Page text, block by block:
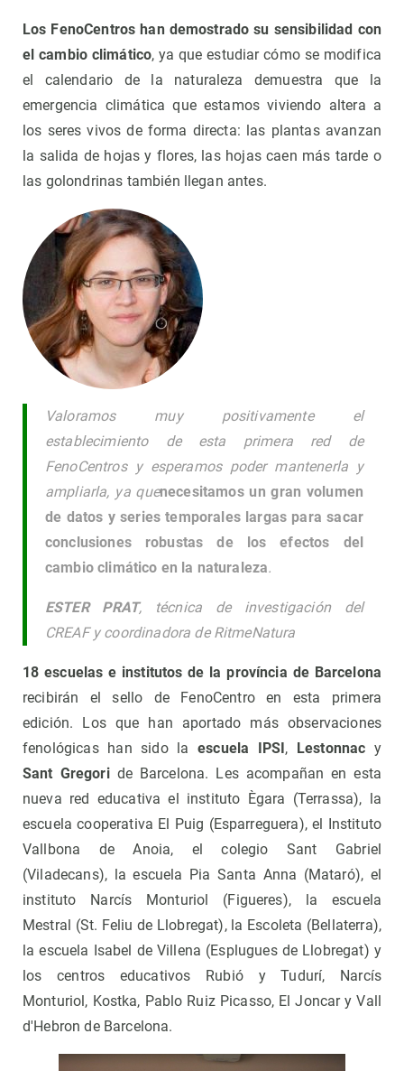
Los FenoCentros han demostrado su sensibilidad con
el cambio climático, ya que estudiar cómo se modifica
el calendario de la naturaleza demuestra que la
emergencia climática que estamos viviendo altera a
los seres vivos de forma directa: las plantas avanzan
la salida de hojas y flores, las hojas caen más tarde o
las golondrinas también llegan antes.
Valoramos muy positivamente el
establecimiento de esta primera red de
FenoCentros y esperamos poder mantenerla y
ampliarla, ya quenecesitamos un gran volumen
de datos y series temporales largas para sacar
conclusiones robustas de los efectos del
cambio climático en la naturaleza.
ESTER PRAT, técnica de investigación del
CREAF y coordinadora de RitmeNatura
18 escuelas e institutos de la província de Barcelona
recibirán el sello de FenoCentro en esta primera
edición. Los que han aportado más observaciones
fenológicas han sido laescuela IPSI , Lestonnac y
Sant Gregoride Barcelona. Les acompañan en esta
nueva red educativa el instituto Ègara (Terrassa), la
escuela cooperativa El Puig (Esparreguera), el Instituto
Vallbona de Anoia, el colegio Sant Gabriel
(Viladecans), la escuela Pia Santa Anna (Mataró), el
instituto Narcís Monturiol (Figueres), la escuela
Mestral (St. Feliu de Llobregat), la Escoleta (Bellaterra),
la escuela Isabel de Villena (Esplugues de Llobregat) y
los centros educativos Rubió y Tudurí, Narcís
Monturiol, Kostka, Pablo Ruiz Picasso, El Joncar y Vall
d'Hebron de Barcelona.